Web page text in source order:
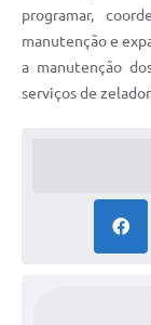
programar,
manutenção e
a manutenção
serviços de